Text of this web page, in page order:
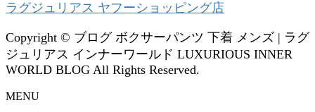
ラグジュリアス ヤフーショッピング店
Copyright © ブログ ボクサーパンツ 下着 メンズ | ラグ
ジュリアス インナーワールド LUXURIOUS INNER
WORLD BLOG All Rights Reserved.
MENU